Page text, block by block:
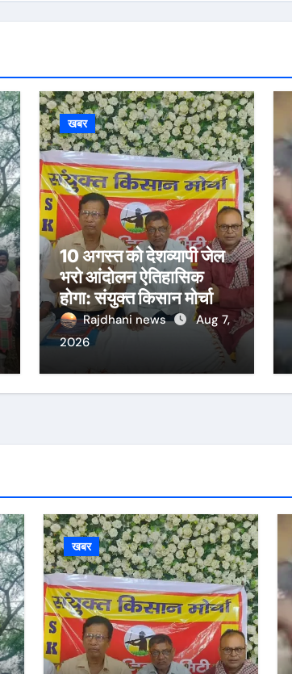
खबर
10 अगस्त को देशव्यापी जेल
भरो आंदोलन ऐतिहासिक
होगा: संयुक्त किसान मोर्चा
Rajdhani news
Aug 7,
2026
खबर